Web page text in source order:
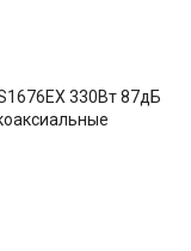
330Вт 87дБ